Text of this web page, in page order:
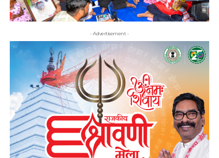
- Advertisement -